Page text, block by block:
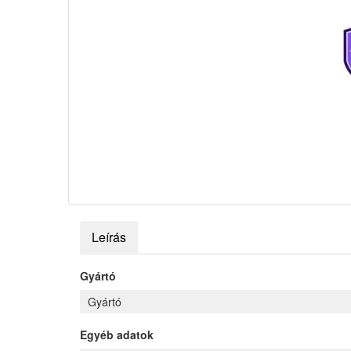
Leírás
Gyártó
Gyártó
Egyéb adatok